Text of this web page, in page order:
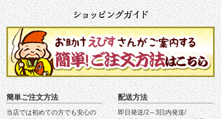
簡単ご注文方法
当店では初めての方でも安心の
配送方法
即日発送/2～3日内発送/